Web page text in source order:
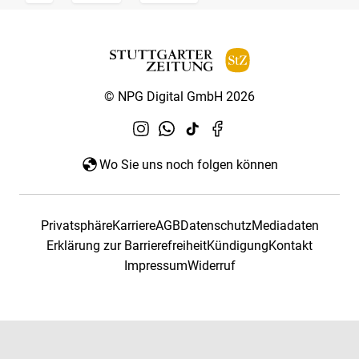
© NPG Digital GmbH 2026
Wo Sie uns noch folgen können
PrivatsphäreKarriereAGBDatenschutzMediadaten
Erklärung zur BarrierefreiheitKündigungKontakt
ImpressumWiderruf